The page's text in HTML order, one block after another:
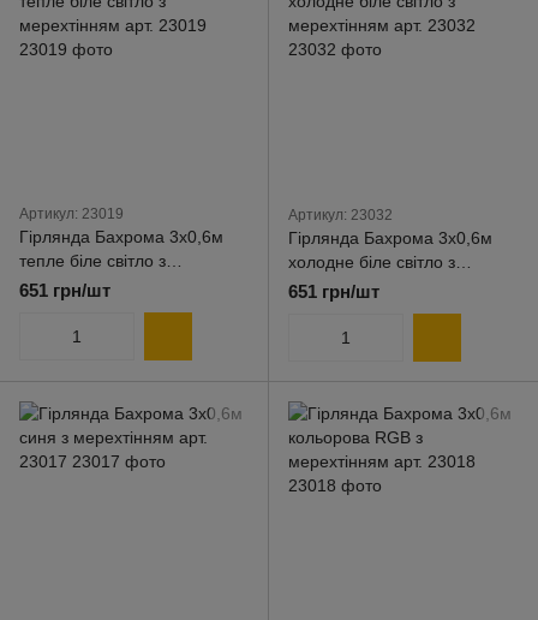
Артикул: 23019
Гірлянда Бахрома 3x0,6м
тепле біле світло з
мерехтінням арт. 23019
651 грн/шт
Артикул: 23032
Гірлянда Бахрома 3x0,6м
холодне біле світло з
мерехтінням арт. 23032
651 грн/шт